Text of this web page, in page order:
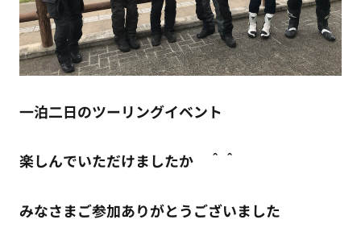
一泊二日のツーリングイベント
楽しんでいただけましたか ＾＾
みなさまご参加ありがとうございました